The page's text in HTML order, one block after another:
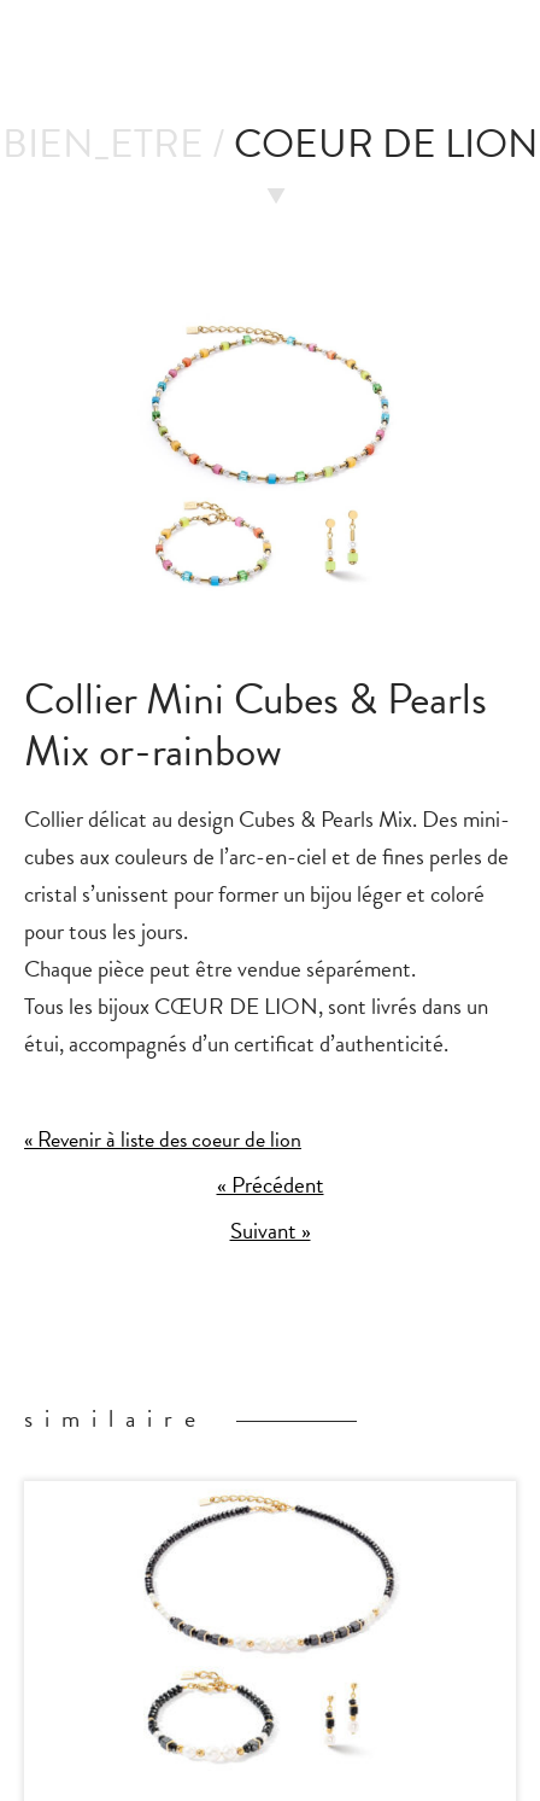
BIEN_ETRE / COEUR DE LION
Collier Mini Cubes & Pearls
Mix or-rainbow
Collier délicat au design Cubes & Pearls Mix. Des mini-
cubes aux couleurs de l’arc-en-ciel et de fines perles de
cristal s’unissent pour former un bijou léger et coloré
pour tous les jours.
Chaque pièce peut être vendue séparément.
Tous les bijoux CŒUR DE LION, sont livrés dans un
étui, accompagnés d’un certificat d’authenticité.
« Revenir à liste des coeur de lion
« Précédent
Suivant »
similaire